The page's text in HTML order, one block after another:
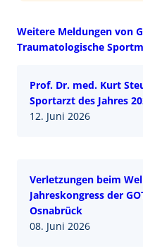
Weitere Meldungen von
Traumatologische
Prof. Dr. med. Kurt
Sportarzt des Jahres
12. Juni 2026
Verletzungen beim
Jahreskongress der
Osnabrück
08. Juni 2026